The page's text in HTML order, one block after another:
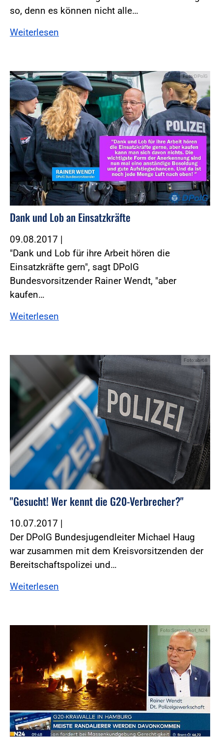
so, denn es können nicht alle…
Weiterlesen
Foto:DPolG
Dank und Lob an Einsatzkräfte
09.08.2017 |
"Dank und Lob für ihre Arbeit hören die
Einsatzkräfte gern", sagt DPolG
Bundesvorsitzender Rainer Wendt, "aber
kaufen…
Weiterlesen
Foto:abr68
"Gesucht! Wer kennt die G20-Verbrecher?"
10.07.2017 |
Der DPolG Bundesjugendleiter Michael Haug
war zusammen mit dem Kreisvorsitzenden der
Bereitschaftspolizei und…
Weiterlesen
Foto:Screenshot_N24